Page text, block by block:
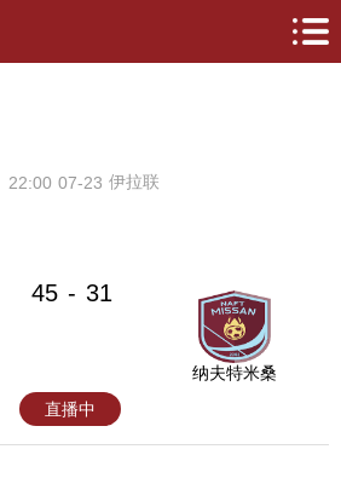
07-23
22:00 伊拉联
45 - 31
纳夫特米桑
直播中